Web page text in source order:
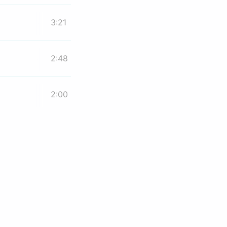
3:21
2:48
2:00